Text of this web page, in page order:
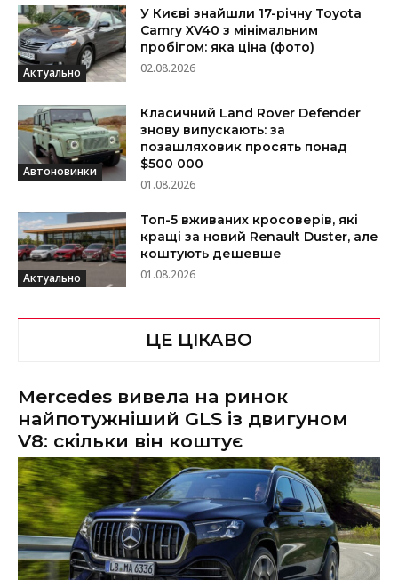
Актуально
У Києві знайшли 17-річну Toyota
Camry XV40 з мінімальним
пробігом: яка ціна (фото)
02.08.2026
Автоновинки
Класичний Land Rover Defender
знову випускають: за
позашляховик просять понад
$500 000
01.08.2026
Актуально
Топ-5 вживаних кросоверів, які
кращі за новий Renault Duster, але
коштують дешевше
01.08.2026
ЦЕ ЦІКАВО
Mercedes вивела на ринок
найпотужніший GLS із двигуном
V8: скільки він коштує